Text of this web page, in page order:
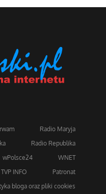
Radio Maryja
Radio Republika
wPolsce24
WNET
TVP INFO
Patronat
bloga oraz pliki cookies